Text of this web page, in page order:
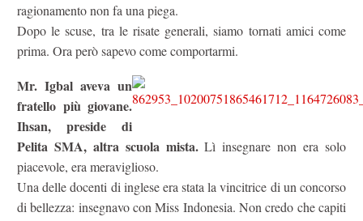
ragionamento non fa una piega.
Dopo le scuse, tra le risate generali, siamo tornati amici come
prima. Ora però sapevo come comportarmi.
Mr. Igbal aveva un
fratello più giovane.
Ihsan, preside di
Pelita SMA, altra scuola mista.Lì insegnare non era solo
piacevole, era meraviglioso.
Una delle docenti di inglese era stata la vincitrice di un concorso
di bellezza: insegnavo con Miss Indonesia. Non credo che capiti